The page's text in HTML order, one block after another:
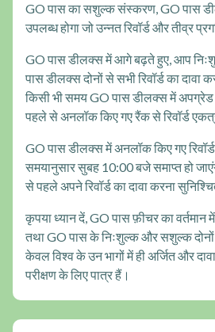
GO पास का सशुल्क संस्करण, GO पास
उपलब्ध होगा जो उन्नत रिवॉर्ड और तीव्र
GO पास डीलक्स में आगे बढ़ते हुए, आप
पास डीलक्स दोनों से सभी रिवॉर्ड का दावा
किसी भी समय GO पास डीलक्स में
पहले से अनलॉक किए गए रैंक से रिवॉर्ड
GO पास डीलक्स में अनलॉक किए गए
समयानुसार सुबह 10:00 बजे समाप्त हो
से पहले अपने रिवॉर्ड का दावा करना
कृपया ध्यान दें, GO पास फ़ीचर का वर्तमान में
तथा GO पास के निःशुल्क और सशुल्क
केवल विश्व के उन भागों में ही अर्जित और
परीक्षण के लिए पात्र हैं।